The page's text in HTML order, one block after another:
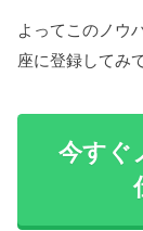
よってこのノウ
座に登録してみ
今すぐ